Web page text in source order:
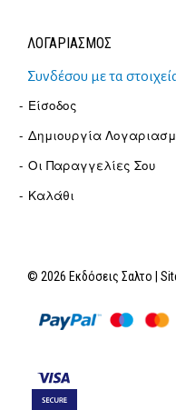
ΛΟΓΑΡΙΑΣΜΟΣ
Συνδέσου με τα
Είσοδος
Δημιουργία
Οι Παραγγελίες Σου
Καλάθι
© 2026 Εκδόσεις Σαλτο |